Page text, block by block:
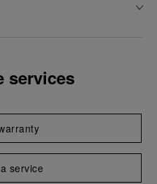
services
service